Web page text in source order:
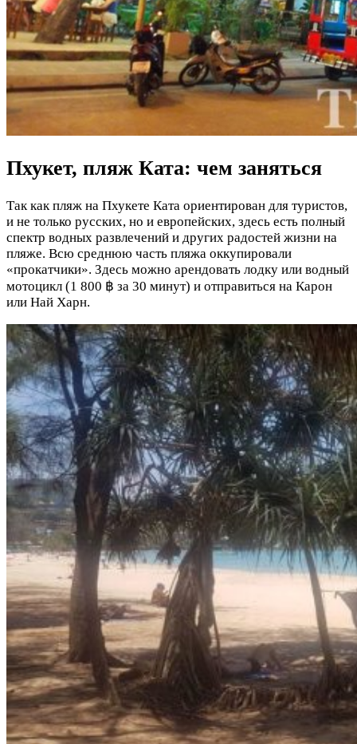
Пхукет, пляж Ката: чем заняться
Так как пляж на Пхукете Ката ориентирован для туристов,
и не только русских, но и европейских, здесь есть полный
спектр водных развлечений и других радостей жизни на
пляже. Всю среднюю часть пляжа оккупировали
«прокатчики». Здесь можно арендовать лодку или водный
мотоцикл (1 800 ฿ за 30 минут) и отправиться на Карон
или Най Харн.